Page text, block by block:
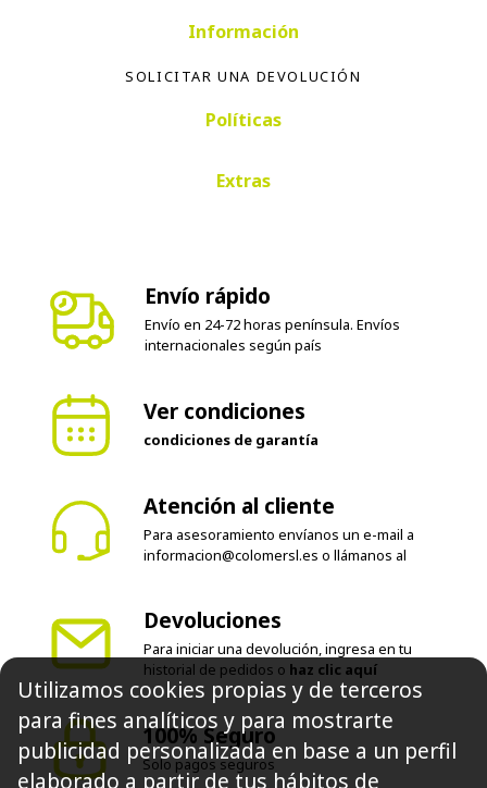
Información
SOLICITAR UNA DEVOLUCIÓN
Políticas
Extras
Envío rápido
Envío en 24-72 horas península. Envíos
internacionales según país
Ver condiciones
condiciones de garantía
Atención al cliente
Para asesoramiento envíanos un e-mail a
informacion@colomersl.es o llámanos al
Devoluciones
Para iniciar una devolución, ingresa en tu
historial de pedidos o haz clic aquí
100% Seguro
Solo pagos seguros
Utilizamos cookies propias y de terceros
para fines analíticos y para mostrarte
publicidad personalizada en base a un perfil
elaborado a partir de tus hábitos de